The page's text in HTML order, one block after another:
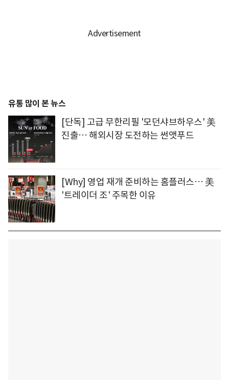
유통 많이 본 뉴스
[단독] 고급 무한리필 '모던샤브하우스' 美
진출… 해외시장 도전하는 썬앳푸드
[Why] 영업 재개 준비하는 홈플러스… 美
'트레이더 조' 주목한 이유